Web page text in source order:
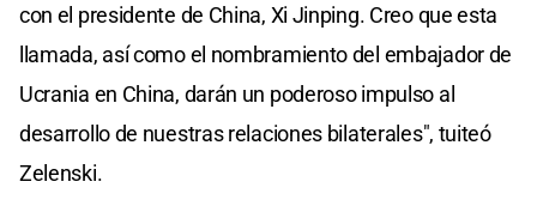
con el presidente de China, Xi Jinping. Creo que esta
llamada, así como el nombramiento del embajador de
Ucrania en China, darán un poderoso impulso al
desarrollo de nuestras relaciones bilaterales", tuiteó
Zelenski.